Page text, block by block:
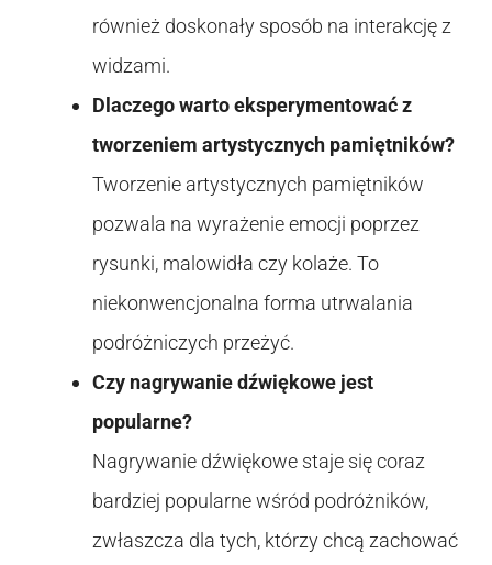
również doskonały sposób na interakcję z
widzami.
Dlaczego warto eksperymentować z
tworzeniem artystycznych pamiętników?
Tworzenie artystycznych pamiętników
pozwala na wyrażenie emocji poprzez
rysunki, malowidła czy kolaże. To
niekonwencjonalna forma utrwalania
podróżniczych przeżyć.
Czy nagrywanie dźwiękowe jest
popularne?
Nagrywanie dźwiękowe staje się coraz
bardziej popularne wśród podróżników,
zwłaszcza dla tych, którzy chcą zachować